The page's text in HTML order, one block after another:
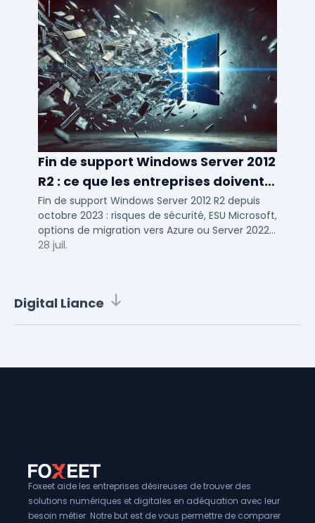
Fin de support Windows Server 2012
R2 : ce que les entreprises doivent
savoir
Fin de support Windows Server 2012 R2 depuis
octobre 2023 : risques de sécurité, ESU Microsoft,
options de migration vers Azure ou Server 2022
pour TPE, PME et ETI.
28 juil.
Digital Liance
Foxeet aide les entreprises désireuses de trouver des
solutions numériques et digitales en adéquation avec leur
besoin métier. Notre but est de vous permettre de comparer